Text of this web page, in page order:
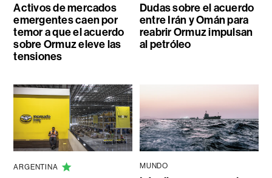
Activos de mercados
emergentes caen por
temor a que el acuerdo
sobre Ormuz eleve las
tensiones
Dudas sobre el acuerdo
entre Irán y Omán para
reabrir Ormuz impulsan
al petróleo
ARGENTINA MUNDO